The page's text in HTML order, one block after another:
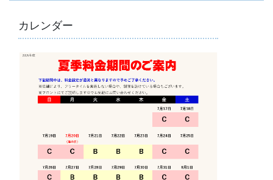
カレンダー